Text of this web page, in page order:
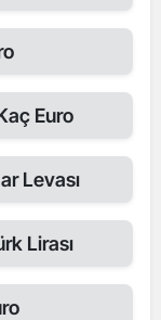
Euro
Levası
Lirası